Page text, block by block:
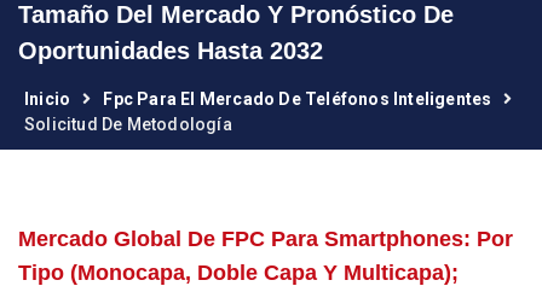
Tamaño Del Mercado Y Pronóstico De
Oportunidades Hasta 2032
Inicio
Fpc Para El Mercado De Teléfonos Inteligentes
Solicitud De Metodología
Mercado Global De FPC Para Smartphones: Por
Tipo (monocapa, Doble Capa Y Multicapa);